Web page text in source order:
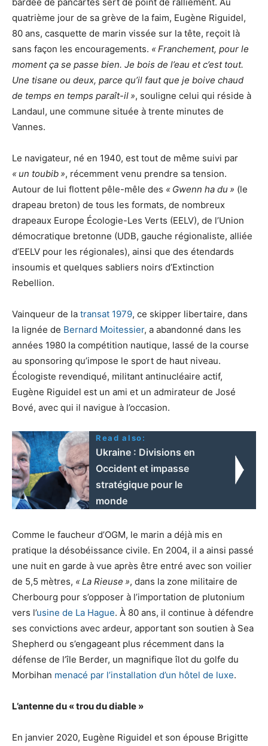
quatrième jour de sa grève de la faim, Eugène Riguidel,
80 ans, casquette de marin vissée sur la tête, reçoit là
sans façon les encouragements. «Franchement, pour le
moment ça se passe bien. Je bois de l’eau et c’est tout.
Une tisane ou deux, parce qu’il faut que je boive chaud
de temps en temps paraît-il», souligne celui qui réside à
Landaul, une commune située à trente minutes de
Vannes.
Le navigateur, né en 1940, est tout de même suivi par
« un toubib», récemment venu prendre sa tension.
Autour de lui flottent pêle-mêle des « Gwenn ha du» (le
drapeau breton) de tous les formats, de nombreux
drapeaux Europe Écologie-Les Verts (EELV), de l’Union
démocratique bretonne (UDB, gauche régionaliste, alliée
d’EELV pour les régionales), ainsi que des étendards
insoumis et quelques sabliers noirs d’Extinction
Rebellion.
Vainqueur de la transat 1979, ce skipper libertaire, dans
la lignée de Bernard Moitessier, a abandonné dans les
années 1980 la compétition nautique, lassé de la course
au sponsoring qu’impose le sport de haut niveau.
Écologiste revendiqué, militant antinucléaire actif,
Eugène Riguidel est un ami et un admirateur de José
Bové, avec qui il navigue à l’occasion.
Read also:
Ukraine : Divisions en
Occident et impasse
stratégique pour le
monde
Comme le faucheur d’OGM, le marin a déjà mis en
pratique la désobéissance civile. En 2004, il a ainsi passé
une nuit en garde à vue après être entré avec son voilier
de 5,5 mètres, «La Rieuse », dans la zone militaire de
Cherbourg pour s’opposer à l’importation de plutonium
vers l’usine de La Hague. À 80 ans, il continue à défendre
ses convictions avec ardeur, apportant son soutien à Sea
Shepherd ou s’engageant plus récemment dans la
défense de l’île Berder, un magnifique îlot du golfe du
Morbihan menacé par l’installation d’un hôtel de luxe.
L’antenne du «trou du diable »
En janvier 2020, Eugène Riguidel et son épouse Brigitte